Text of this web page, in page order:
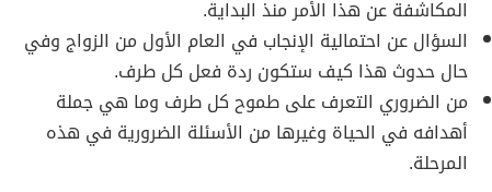
المكاشفة عن هذا الأمر منذ البداية.
السؤال عن احتمالية الإنجاب في العام الأول من الزواج وفي
حال حدوث هذا كيف ستكون ردة فعل كل طرف.
من الضروري التعرف على طموح كل طرف وما هي جملة
أهدافه في الحياة وغيرها من الأسئلة الضرورية في هذه
المرحلة.